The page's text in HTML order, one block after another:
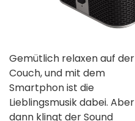
Gemütlich relaxen auf der
Couch, und mit dem
Smartphon ist die
Lieblingsmusik dabei. Aber
dann klingt der Sound